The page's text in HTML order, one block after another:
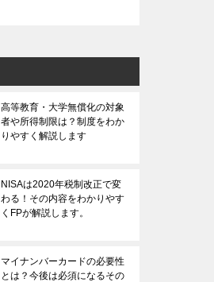
高等教育・大学無償化の対象
者や所得制限は？制度をわか
りやすく解説します
NISAは2020年税制改正で変
わる！その内容をわかりやす
くFPが解説します。
マイナンバーカードの必要性
とは？今後は必須になるその